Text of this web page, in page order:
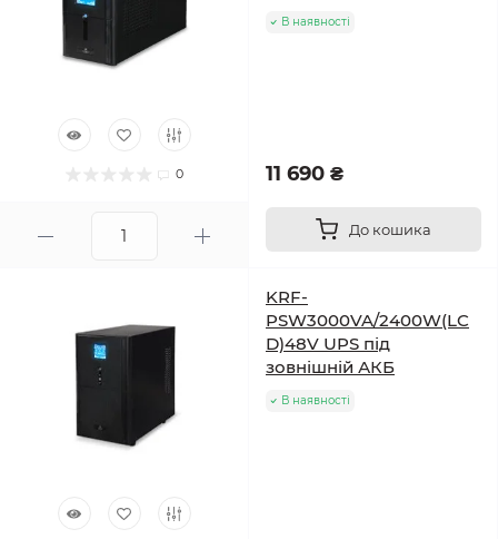
0
В наявності
11 690 ₴
До кошика
KRF-
PSW3000VA/2400W(LC
D)48V UPS під
зовнішній АКБ
В наявності